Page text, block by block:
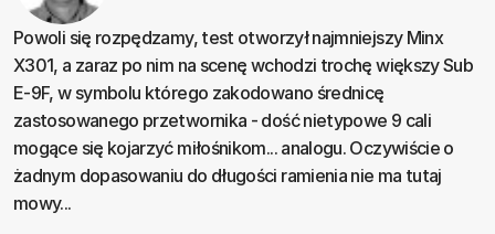
Powoli się rozpędzamy, test otworzył najmniejszy Minx
X301, a zaraz po nim na scenę wchodzi trochę większy Sub
E-9F, w symbolu którego zakodowano średnicę
zastosowanego przetwornika - dość nietypowe 9 cali
mogące się kojarzyć miłośnikom... analogu. Oczywiście o
żadnym dopasowaniu do długości ramienia nie ma tutaj
mowy...